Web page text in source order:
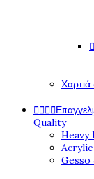

   
Quality
Heavy
Gesso